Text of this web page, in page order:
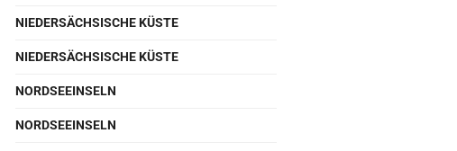
NIEDERSÄCHSISCHE KÜSTE
NIEDERSÄCHSISCHE KÜSTE
NORDSEEINSELN
NORDSEEINSELN